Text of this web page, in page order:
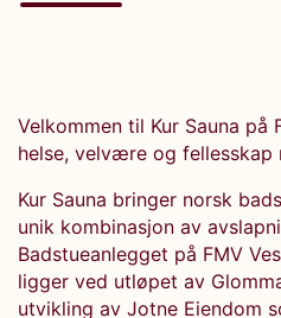
Velkommen til Kur Sauna på
helse, velvære og fellesskap
Kur Sauna bringer norsk
unik kombinasjon av
Badstueanlegget på FMV
ligger ved utløpet av
utvikling av Jotne Eiendom